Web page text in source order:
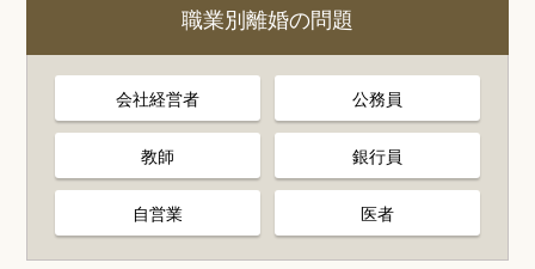
職業別離婚の問題
会社経営者 公務員
教師 銀行員
自営業 医者